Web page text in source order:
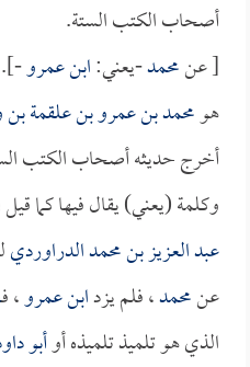
أصحاب الكتب الستة.
[ عنمحمد-يعني:ابن عمرو-].
هومحمد بن عمرو بن علقمة
أخرج حديثه أصحاب الكتب
وكلمة (يعني) يقال فيها كما
عبد العزيز بن محمد الدراوردي
عنمحمد، فلم يزدابن عمرو، فـ
الذي هو تلميذ تلميذه أوأبو